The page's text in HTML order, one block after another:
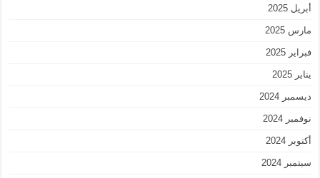
أبريل 2025
مارس 2025
فبراير 2025
يناير 2025
ديسمبر 2024
نوفمبر 2024
أكتوبر 2024
سبتمبر 2024